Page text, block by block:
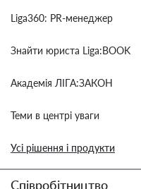
Liga360: PR-менеджер
Знайти юриста Liga:BOOK
Академія ЛІГА:ЗАКОН
Теми в центрі уваги
Усі рішення і продукти
Співробітництво